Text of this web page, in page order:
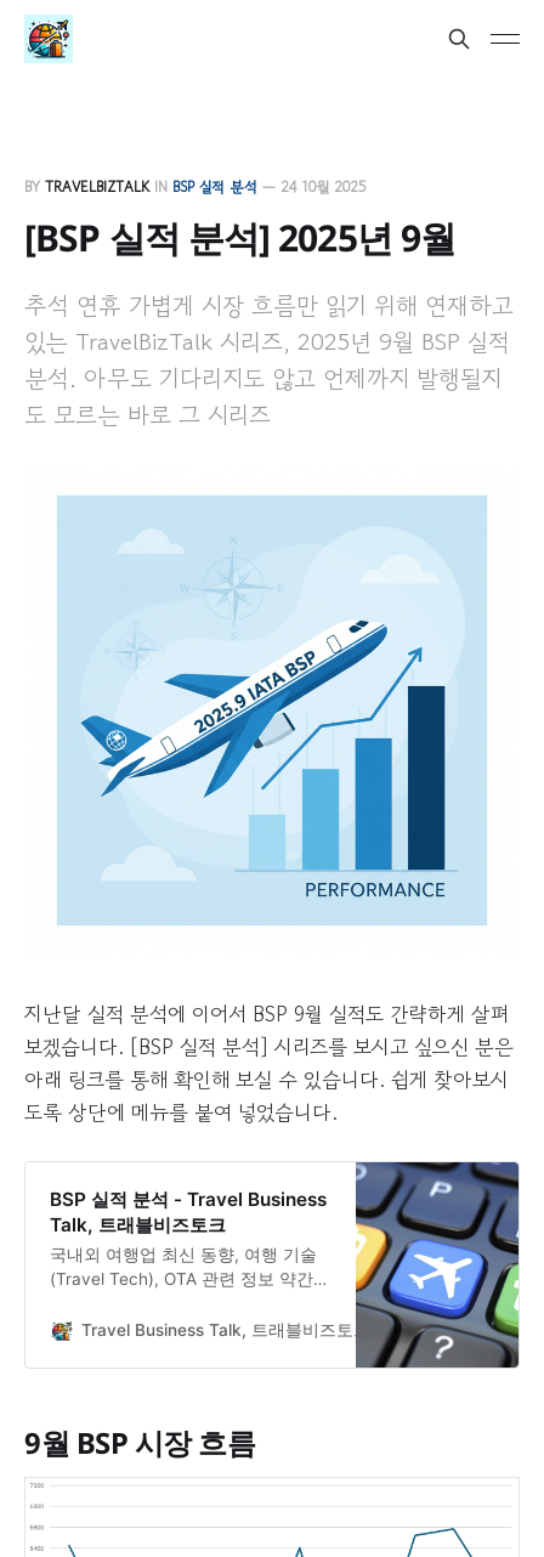
BY TRAVELBIZTALKIN BSP 실적 분석 — 24 10월 2025
[BSP 실적 분석] 2025년 9월
추석 연휴 가볍게 시장 흐름만 읽기 위해 연재하고
있는 TravelBizTalk 시리즈, 2025년 9월 BSP 실적
분석. 아무도 기다리지도 않고 언제까지 발행될지
도 모르는 바로 그 시리즈
지난달 실적 분석에 이어서 BSP 9월 실적도 간략하게 살펴
보겠습니다. [BSP 실적 분석] 시리즈를 보시고 싶으신 분은
아래 링크를 통해 확인해 보실 수 있습니다. 쉽게 찾아보시
도록 상단에 메뉴를 붙여 넣었습니다.
BSP 실적 분석 - Travel Business
Talk, 트래블비즈토크
국내외 여행업 최신 동향, 여행 기술
(Travel Tech), OTA 관련 정보 약간의
를 다룹니다.
Travel Business Talk, 트래블비즈토크 엄지척
9월 BSP 시장 흐름